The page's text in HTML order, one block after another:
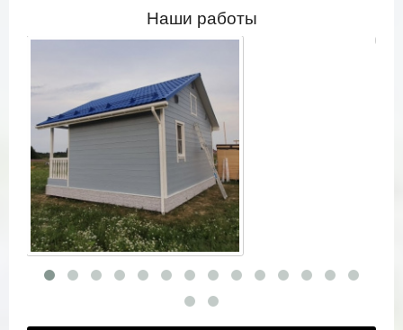
Наши работы